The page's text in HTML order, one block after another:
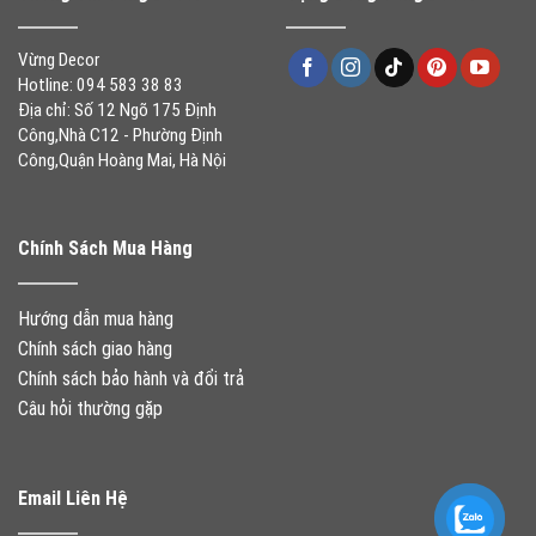
Vừng Decor
Hotline: 094 583 38 83
Địa chỉ: Số 12 Ngõ 175 Định
Công,Nhà C12 - Phường Định
Công,Quận Hoàng Mai, Hà Nội
Chính Sách Mua Hàng
Hướng dẫn mua hàng
Chính sách giao hàng
Chính sách bảo hành và đổi trả
Câu hỏi thường gặp
Email Liên Hệ